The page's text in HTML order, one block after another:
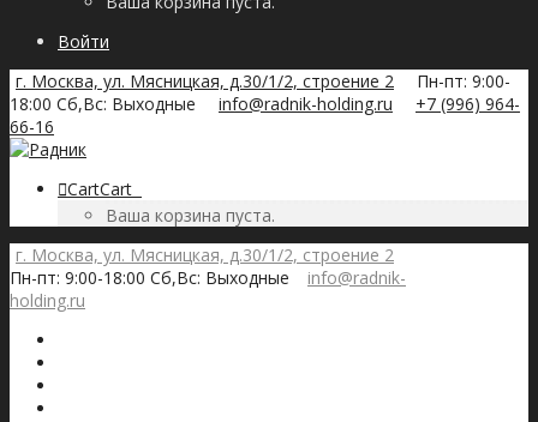
Войти
г. Москва, ул. Мясницкая, д.30/1/2, строение 2
Пн-пт: 9:00-
18:00 Сб,Вс: Выходные
info@radnik-holding.ru
+7 (996) 964-
66-16
CartCart
Ваша корзина пуста.
г. Москва, ул. Мясницкая, д.30/1/2, строение 2
Пн-пт: 9:00-18:00 Сб,Вс: Выходные
info@radnik-
holding.ru